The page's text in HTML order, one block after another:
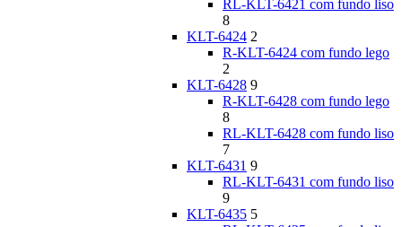
RL-KLT-6421 com fundo liso
8
KLT-6424 2
R-KLT-6424 com fundo lego
2
KLT-6428 9
R-KLT-6428 com fundo lego
8
RL-KLT-6428 com fundo liso
7
KLT-6431 9
RL-KLT-6431 com fundo liso
9
KLT-6435 5